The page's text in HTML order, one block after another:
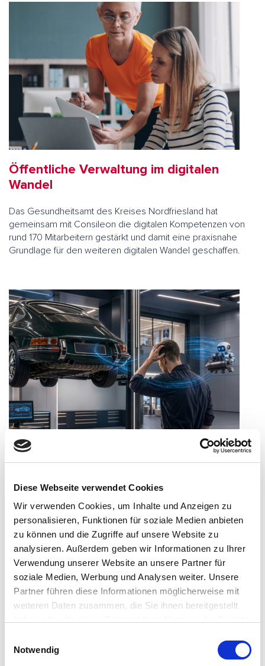
Diese Webseite verwendet Cookies
Wir verwenden Cookies, um Inhalte und Anzeigen zu
personalisieren, Funktionen für soziale Medien anbieten
zu können und die Zugriffe auf unsere Website zu
analysieren. Außerdem geben wir Informationen zu Ihrer
Verwendung unserer Website an unsere Partner für
soziale Medien, Werbung und Analysen weiter. Unsere
Partner führen diese Informationen möglicherweise mit
weiteren Daten zusammen, die Sie ihnen bereitgestellt
Notwendig
Öffentliche Verwaltung im digitalen
Wandel
Das Gesundheitsamt des Kreises Nordfriesland hat
gemeinsam mit Consileon die digitalen Kompetenzen von
rund 170 Mitarbeitern gestärkt und damit eine praxisnahe
Grundlage für den weiteren digitalen Wandel geschaffen.
Consileon auf der TECHNO EXPO 2026
Consileon ist am 24. September 2026 auf der TECHNO
praxisnahe KI-Lösungen für Autohäuser: vom
Wissenstransfer über den Kundenservice und die
professionelle Präsentation von Gebrauchtwagen bis zum
sicheren Umgang mit KI.